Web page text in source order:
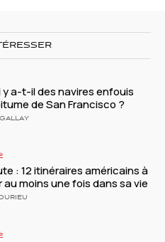
y a-t-il des navires enfouis
de San Francisco ?
: 12 itinéraires américains à
au moins une fois dans sa vie